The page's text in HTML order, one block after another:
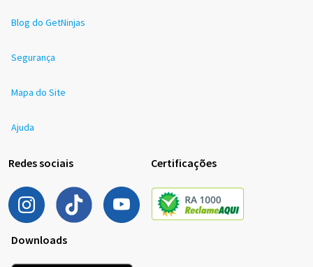
Blog do GetNinjas
Segurança
Mapa do Site
Ajuda
Redes sociais Certificações
Downloads